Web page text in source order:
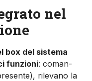
nel
box del sistema
funzioni: coman­
rilevano la